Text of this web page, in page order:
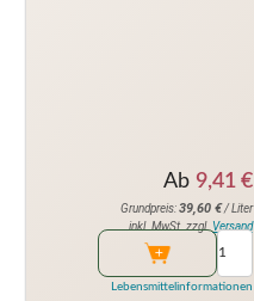
Ab 9,41 €
Grundpreis:39,60 €/ Liter
inkl. MwSt. zzgl. Versand
Lebensmittelinformationen